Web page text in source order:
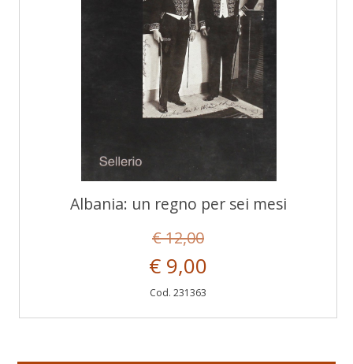
Albania: un regno per sei mesi
€ 12,00
€ 9,00
Cod. 231363